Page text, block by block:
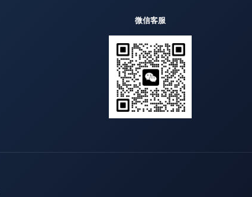
微信客服